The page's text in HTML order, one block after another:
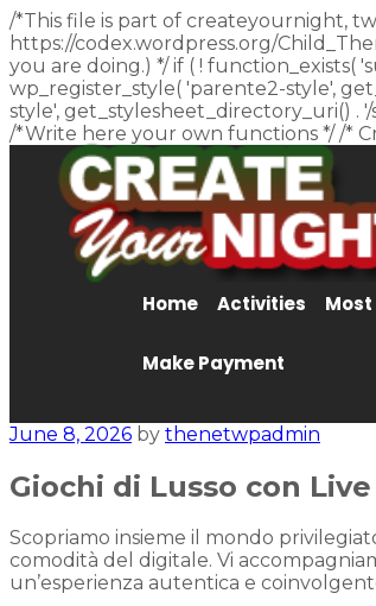
/*This file is part of createyournight,
https://codex.wordpress.org/
you are doing.) */ if ( !
wp_register_style( 'parente2-style',
style', get_stylesheet_directory_uri() .
/*Write here your own functions */ /*
Home Activities
Make Payment
June 8, 2026 by thenetwpadmin
Giochi di Lusso con
Scopriamo insieme il mondo
comodità del digitale. Vi
un’esperienza autentica e